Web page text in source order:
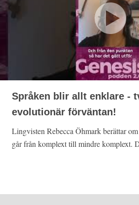
Språken blir allt enklare -
evolutionär förväntan!
Lingvisten Rebecca Öhmark berättar
går från komplext till mindre komplext.